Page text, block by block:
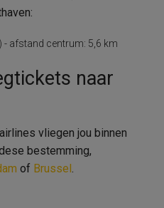
afstand centrum: 5,6 km
naar
vliegen jou binnen
bestemming,
of Brussel.